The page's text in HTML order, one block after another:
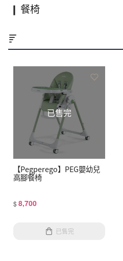
❙ 餐椅
已售完
【Pegperego】PEG嬰幼兒
高腳餐椅
$ 8,700
已售完